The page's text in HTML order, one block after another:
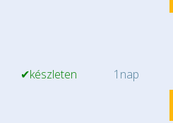
✔készleten
1nap